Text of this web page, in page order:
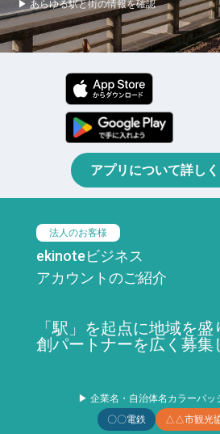
▶ あらゆる駅と街の情報を確認
アプリについて詳し
法人のお客様
ekinoteビジネス
アカウントのご紹介
「駅」を起点に地域を
創パートナーを広く募集
▶ 企業名・自治体名カラーバッ
〇〇電鉄
△△市観光